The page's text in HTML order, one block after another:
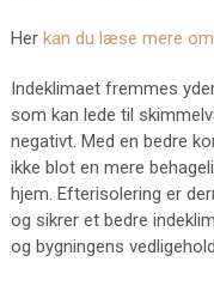
Her kan du læse mere
Indeklimaet fremmes
som kan lede til
negativt. Med en bedre
ikke blot en mere
hjem. Efterisolering er
og sikrer et bedre
og bygningens